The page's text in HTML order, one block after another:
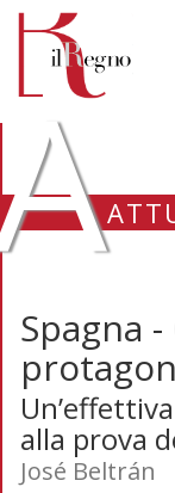
Spagna
alla prova
José Beltrán